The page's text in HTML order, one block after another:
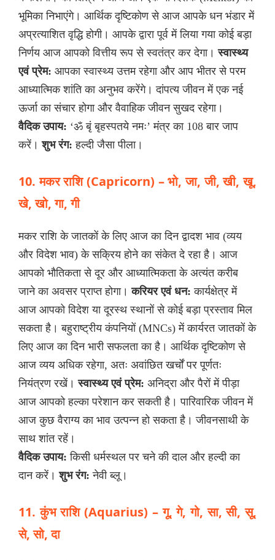
भूमिका निभाएंगे। आर्थिक दृष्टिकोण से आज आपके धन भंडार में
अप्रत्याशित वृद्धि होगी। आपके द्वारा पूर्व में लिया गया कोई बड़ा
निर्णय आज आपको वित्तीय रूप से स्वतंत्र कर देगा।स्वास्थ्य
एवं प्रेम: आपका स्वास्थ्य उत्तम रहेगा और आप भीतर से परम
आध्यात्मिक शांति का अनुभव करेंगे। दांपत्य जीवन में एक नई
ऊर्जा का संचार होगा और वैवाहिक जीवन सुखद रहेगा।
वैदिक उपाय: ‘ॐ बृं बृहस्पतये नमः’ मंत्र का 108 बार जाप
करें।शुभ रंग: हल्दी जैसा पीला।
10. मकर राशि (Capricorn) – भो, जा, जी, खी, खू,
खे, खो, गा, गी
मकर राशि के जातकों के लिए आज का दिन द्वादश भाव (व्यय
और विदेश भाव) के सक्रिय होने का संकेत दे रहा है। आज
आपको भौतिकता से दूर और आध्यात्मिकता के अत्यंत करीब
जाने का अवसर प्राप्त होगा।करियर एवं धन: कार्यक्षेत्र में
आज आपको विदेश या दूरस्थ स्थानों से कोई बड़ा प्रस्ताव मिल
सकता है। बहुराष्ट्रीय कंपनियों (MNCs) में कार्यरत जातकों के
लिए आज का दिन भारी सफलता का है। आर्थिक दृष्टिकोण से
आज व्यय अधिक रहेगा, अतः अवांछित खर्चों पर पूर्णतः
नियंत्रण रखें।स्वास्थ्य एवं प्रेम: अनिद्रा और पैरों में पीड़ा
आज आपको हल्का परेशान कर सकती है। पारिवारिक जीवन में
आज कुछ वैराग्य का भाव उत्पन्न हो सकता है। जीवनसाथी के
साथ शांत रहें।
वैदिक उपाय: किसी धर्मस्थल पर चने की दाल और हल्दी का
दान करें।शुभ रंग: नेवी ब्लू।
11. कुंभ राशि (Aquarius) – गू, गे, गो, सा, सी, सू,
से, सो, दा